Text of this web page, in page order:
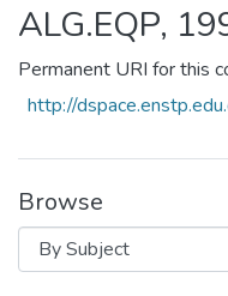
ALG.EQP,
Permanent URI for this
http://
Browse